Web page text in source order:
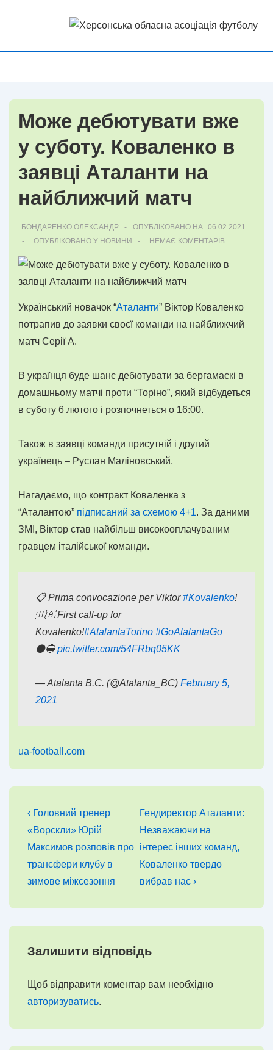
Може дебютувати вже
у суботу. Коваленко в
заявці Аталанти на
найближчий матч
БОНДАРЕНКО ОЛЕКСАНДР ОПУБЛІКОВАНО НА 06.02.2021
ОПУБЛІКОВАНО У НОВИНИ НЕМАЄ КОМЕНТАРІВ
Український новачок “Аталанти” Віктор Коваленко
потрапив до заявки своєї команди на найближчий
матч Серії А.
В українця буде шанс дебютувати за бергамаскі в
домашньому матчі проти “Торіно”, який відбудеться
в суботу 6 лютого і розпочнеться о 16:00.
Також в заявці команди присутній і другий
українець – Руслан Маліновський.
Нагадаємо, що контракт Коваленка з
“Аталантою” підписаний за схемою 4+1. За даними
ЗМІ, Віктор став найбільш високооплачуваним
гравцем італійської команди.
📋 Prima convocazione per Viktor#Kovalenko!
🇺🇦 First call-up for
Kovalenko!#AtalantaTorino #GoAtalantaGo
⚫️🔵pic.twitter.com/54FRbq05KK
— Atalanta B.C. (@Atalanta_BC) February 5,
2021
ua-football.com
Навігація
записів
Попередній
запис
‹ Головний тренер
«Ворскли» Юрій
Максимов розповів про
трансфери клубу в
зимове міжсезоння
Наступний
запис
Гендиректор Аталанти:
Незважаючи на
інтерес інших команд,
Коваленко твердо
вибрав нас ›
Залишити відповідь
Щоб відправити коментар вам необхідно
авторизуватись.